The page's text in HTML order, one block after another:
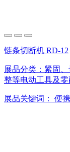
链条切断机 RD-12
展品分类： 紧固
整等电动工具及
展品关键词： 便携